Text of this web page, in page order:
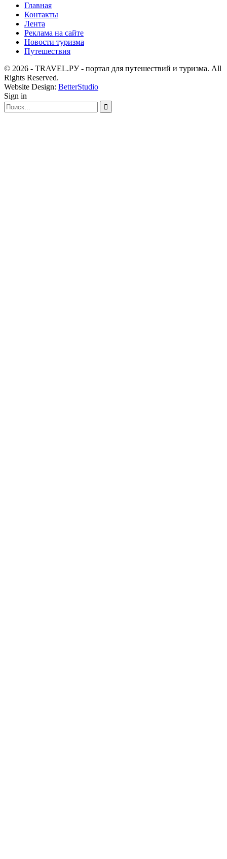
Главная
Контакты
Лента
Реклама на сайте
Новости туризма
Путешествия
© 2026 - TRAVEL.РУ - портал для путешествий и туризма. All
Rights Reserved.
Website Design: BetterStudio
Sign in